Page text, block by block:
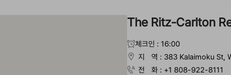
The Ritz-Carlton
체크인 : 16:00
지 역 : 383 Kalaimoku St,
전 화 : +1 808-922-8111